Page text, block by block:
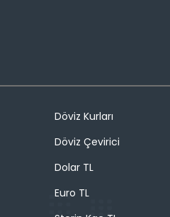
Döviz Kurları
Döviz Çevirici
Dolar TL
Euro TL